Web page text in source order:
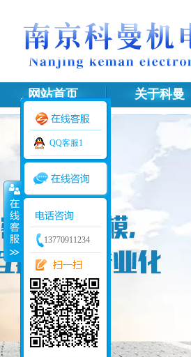
网站首页 关于科曼
网站地图
QQ客服1
13770911234